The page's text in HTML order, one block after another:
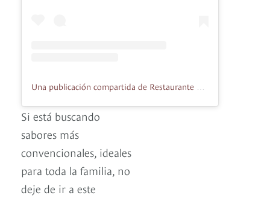
Una publicación compartida de Restaurante Avenida Neiva (@restauranteavenidaneiva)
Si está buscando
sabores más
convencionales, ideales
para toda la familia, no
deje de ir a este